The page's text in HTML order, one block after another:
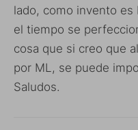
lado, como invento
el tiempo se
cosa que si creo que
por ML, se puede
Saludos.